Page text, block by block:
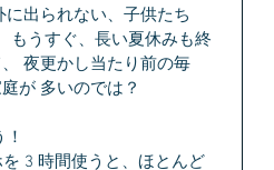
もうすぐ、長い夏休みも終
夜更かし当たり前の毎
が 多いのでは？